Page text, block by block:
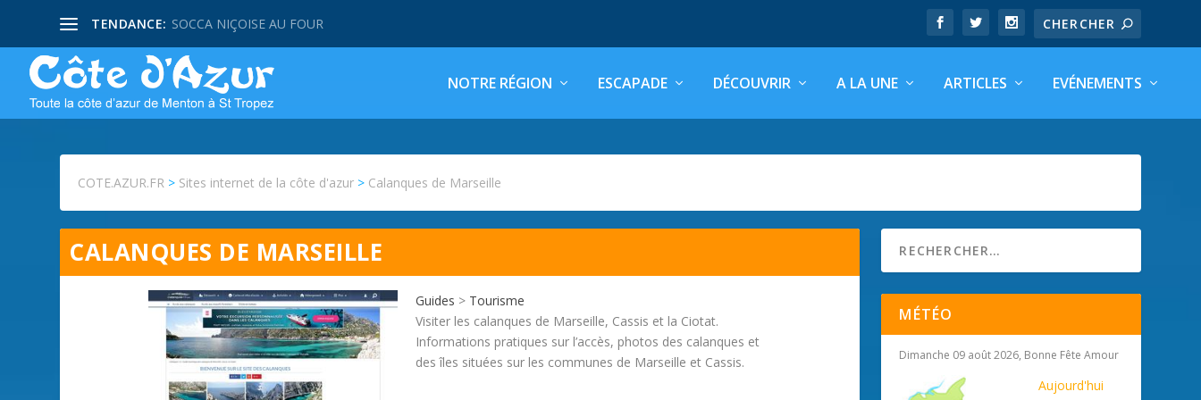
TENDANCE: SOCCA NIÇOISE AU FOUR
NOTRE RÉGION ESCAPADE DÉCOUVRIR A LA UNE ARTICLES EVÉNEMENTS
COTE.AZUR.FR > Sites internet de la côte d'azur > Calanques de Marseille
CALANQUES DE MARSEILLE
Guides > Tourisme
Visiter les calanques de Marseille, Cassis et la Ciotat.
Informations pratiques sur l’accès, photos des calanques et
des îles situées sur les communes de Marseille et Cassis.
MÉTÉO
Dimanche 09 août 2026, Bonne Fête Amour
Aujourd'hui